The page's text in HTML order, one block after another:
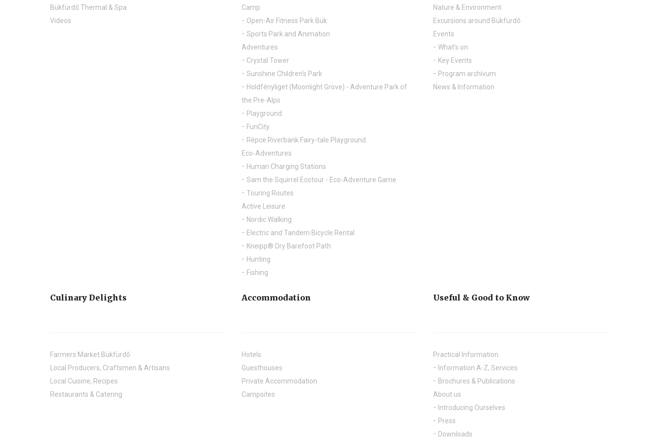
Bükfürdő Thermal & Spa
Videos
Camp
Open-Air Fitness Park Bük
Sports Park and Animation
Adventures
Crystal Tower
Sunshine Children's Park
Holdfényliget (Moonlight Grove) - Adventure Park of
the Pre-Alps
Playground
FunCity
Répce Riverbank Fairy-tale Playground
Eco-Adventures
Human Charging Stations
Sam the Squirrel Ecotour - Eco-Adventure Game
Touring Routes
Active Leisure
Nordic Walking
Electric and Tandem Bicycle Rental
Kneipp® Dry Barefoot Path
Hunting
Fishing
Nature & Environment
Excursions around Bükfürdő
Events
What's on
Key Events
Program archívum
News & Information
Culinary Delights
Farmers Market Bükfürdő
Local Producers, Craftsmen & Artisans
Local Cuisine, Recipes
Restaurants & Catering
Accommodation
Hotels
Guesthouses
Private Accommodation
Campsites
Useful & Good to Know
Practical Information
Information A-Z, Services
Brochures & Publications
About us
Introducing Ourselves
Press
Downloads